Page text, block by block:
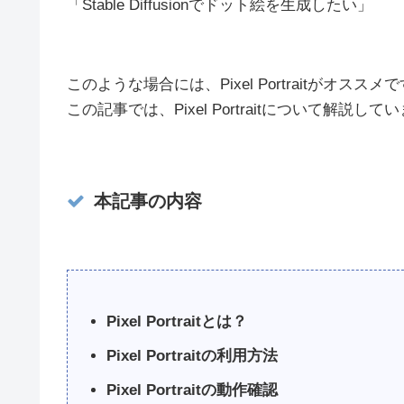
「Stable Diffusionでドット絵を生成したい」
このような場合には、Pixel Portraitがオススメで
この記事では、Pixel Portraitについて解説してい
本記事の内容
Pixel Portraitとは？
Pixel Portraitの利用方法
Pixel Portraitの動作確認